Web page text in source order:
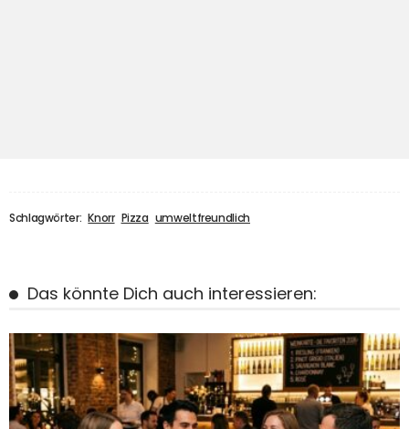
Schlagwörter: Knorr Pizza umweltfreundlich
Das könnte Dich auch interessieren: